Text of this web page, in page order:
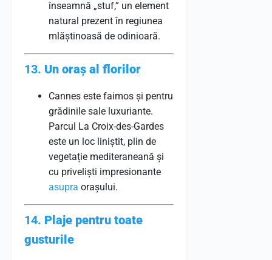
înseamnă „stuf,” un element
natural prezent în regiunea
mlăștinoasă de odinioară.
13. Un oraș al florilor
Cannes este faimos și pentru
grădinile sale luxuriante.
Parcul La Croix-des-Gardes
este un loc liniștit, plin de
vegetație mediteraneană și
cu priveliști impresionante
asupra orașului.
14. Plaje pentru toate
gusturile